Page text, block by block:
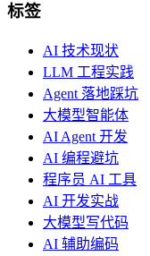
标签
AI 技术现状
LLM 工程实践
Agent 落地踩坑
大模型智能体
AI Agent 开发
AI 编程避坑
程序员 AI 工具
AI 开发实战
大模型写代码
AI 辅助编码